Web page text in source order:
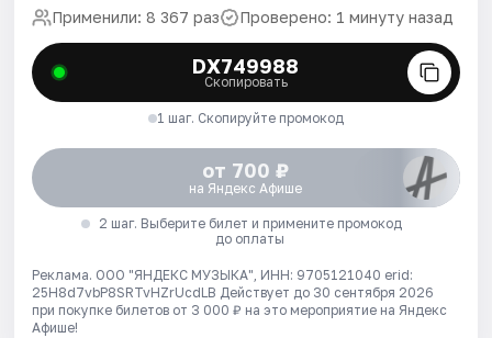
Применили: 8 367 раз Проверено: 1 минуту назад
DX749988
Скопировать
1 шаг. Скопируйте промокод
от 700 ₽
на Яндекс Афише
2 шаг. Выберите билет и примените промокод
до оплаты
Реклама. ООО "ЯНДЕКС МУЗЫКА", ИНН: 9705121040 erid:
25H8d7vbP8SRTvHZrUcdLB Действует до 30 сентября 2026
при покупке билетов от 3 000 ₽ на это мероприятие на Яндекс
Афише!